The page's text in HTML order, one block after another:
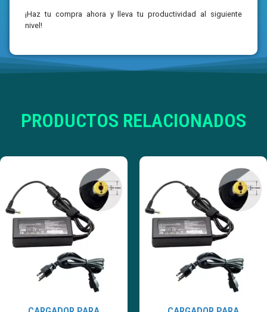
¡Haz tu compra ahora y lleva tu productividad al siguiente
nivel!
PRODUCTOS RELACIONADOS